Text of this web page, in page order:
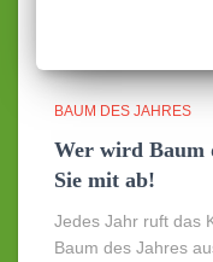
BAUM DES JAHRES
Wer wird Baum
Sie mit ab!
Jedes Jahr ruft das
Baum des Jahres